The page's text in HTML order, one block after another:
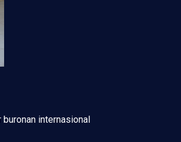
internasional